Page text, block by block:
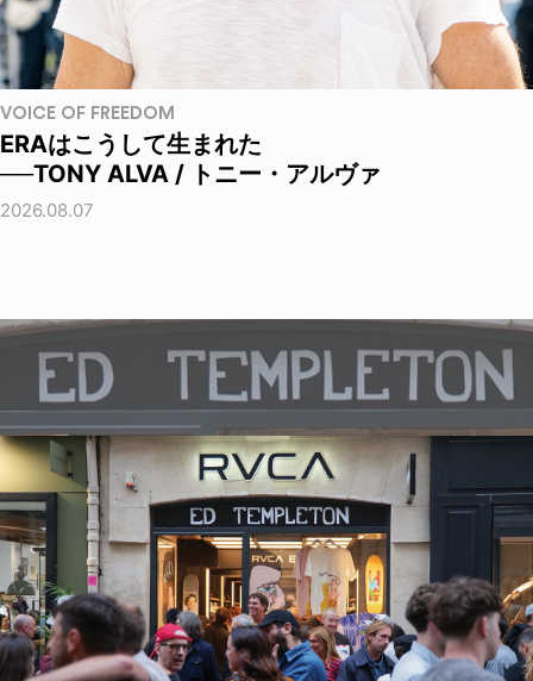
VOICE OF FREEDOM
ERAはこうして生まれた
──TONY ALVA / トニー・アルヴァ
2026.08.07